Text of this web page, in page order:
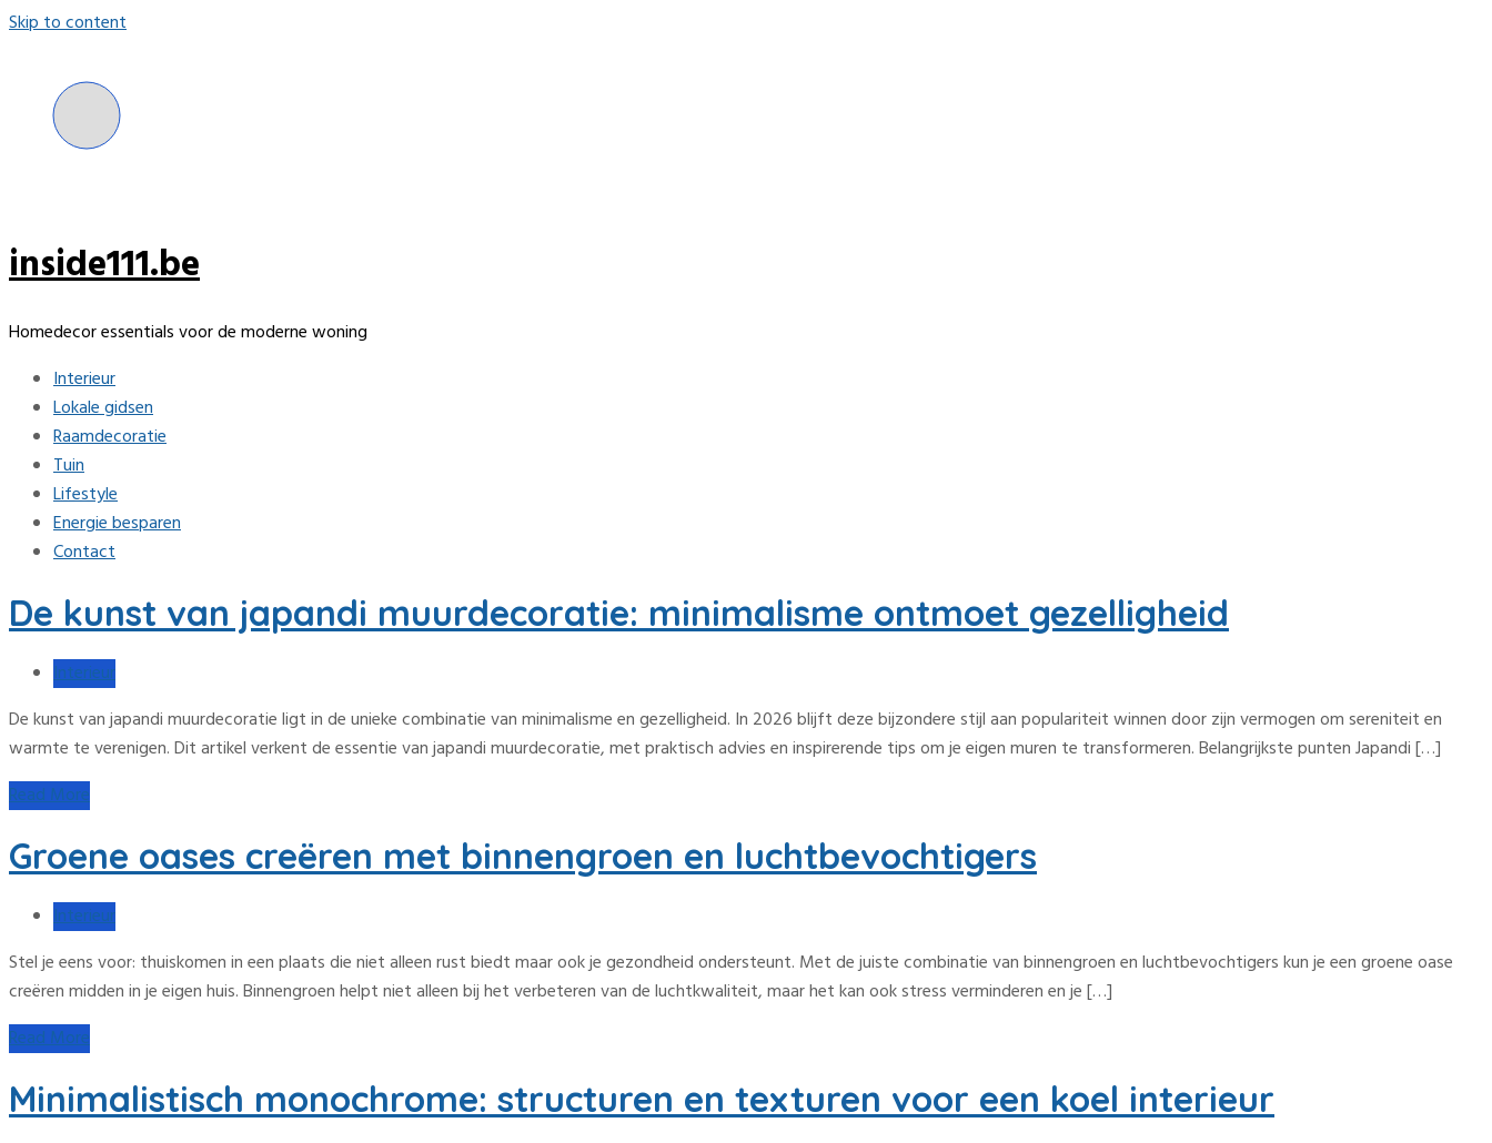
Skip to content
inside111.be
Homedecor essentials voor de moderne woning
Interieur
Lokale gidsen
Raamdecoratie
Tuin
Lifestyle
Energie besparen
Contact
De kunst van japandi muurdecoratie: minimalisme ontmoet gezelligheid
Interieur
De kunst van japandi muurdecoratie ligt in de unieke combinatie van minimalisme en gezelligheid. In 2026 blijft deze bijzondere stijl aan populariteit winnen door zijn vermogen om sereniteit en
warmte te verenigen. Dit artikel verkent de essentie van japandi muurdecoratie, met praktisch advies en inspirerende tips om je eigen muren te transformeren. Belangrijkste punten Japandi […]
Read More
Groene oases creëren met binnengroen en luchtbevochtigers
Interieur
Stel je eens voor: thuiskomen in een plaats die niet alleen rust biedt maar ook je gezondheid ondersteunt. Met de juiste combinatie van binnengroen en luchtbevochtigers kun je een groene oase
creëren midden in je eigen huis. Binnengroen helpt niet alleen bij het verbeteren van de luchtkwaliteit, maar het kan ook stress verminderen en je […]
Read More
Minimalistisch monochrome: structuren en texturen voor een koel interieur